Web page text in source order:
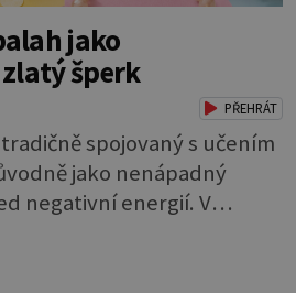
jako
šperk
PŘEHRÁT
spojovaný s učením
jako nenápadný
negativní energií. V
tvorbě se však tento
novou úroveň. Značka